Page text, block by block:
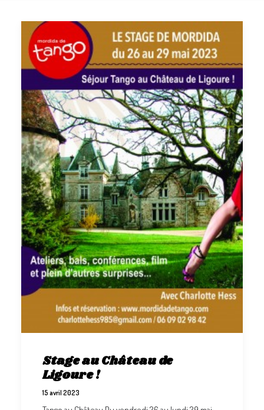
CONTACTEZ-NOUS
FACEBOOK
YOUTUBE
RECHERCHE
Stage au Château de
Ligoure !
15 avril 2023